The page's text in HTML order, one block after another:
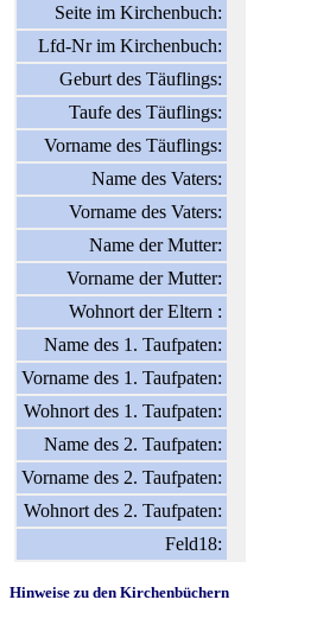
Seite im Kirchenbuch:
Lfd-Nr im Kirchenbuch:
Geburt des Täuflings:
Taufe des Täuflings:
Vorname des Täuflings:
Name des Vaters:
Vorname des Vaters:
Name der Mutter:
Vorname der Mutter:
Wohnort der Eltern :
Name des 1. Taufpaten:
Vorname des 1. Taufpaten:
Wohnort des 1. Taufpaten:
Name des 2. Taufpaten:
Vorname des 2. Taufpaten:
Wohnort des 2. Taufpaten:
Feld18:
Hinweise zu den Kirchenbüchern